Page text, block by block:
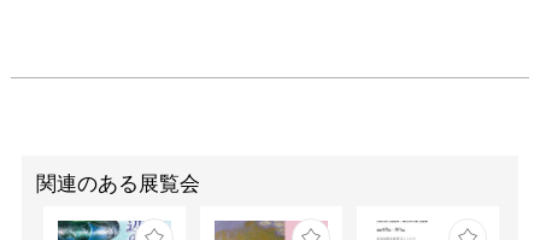
関連のある展覧会